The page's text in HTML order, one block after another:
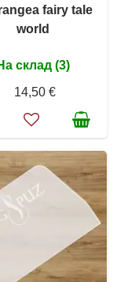
fairy tale
world
склад (3)
14,50 €